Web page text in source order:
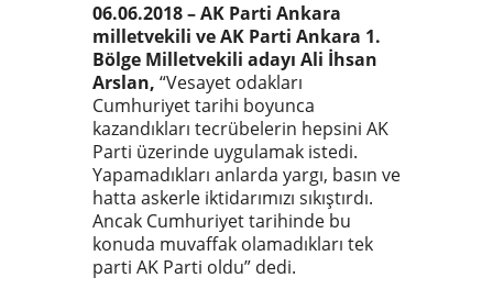
06.06.2018 – AK Parti Ankara
milletvekili ve AK Parti Ankara 1.
Bölge Milletvekili adayı Ali İhsan
Arslan, “Vesayet odakları
Cumhuriyet tarihi boyunca
kazandıkları tecrübelerin hepsini AK
Parti üzerinde uygulamak istedi.
Yapamadıkları anlarda yargı, basın ve
hatta askerle iktidarımızı sıkıştırdı.
Ancak Cumhuriyet tarihinde bu
konuda muvaffak olamadıkları tek
parti AK Parti oldu” dedi.